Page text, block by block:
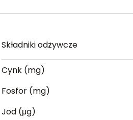
Składniki odżywcze
Cynk (mg)
Fosfor (mg)
Jod (μg)